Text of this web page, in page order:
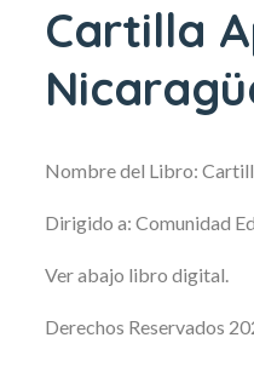
Cartilla
Nombre del Libro:
Dirigido a: Comunidad
Ver abajo libro digital.
Derechos Reservados